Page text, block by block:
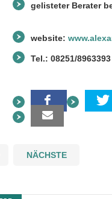
gelisteter Berater
website:
Tel.: 08251/8963393
NÄCHSTE